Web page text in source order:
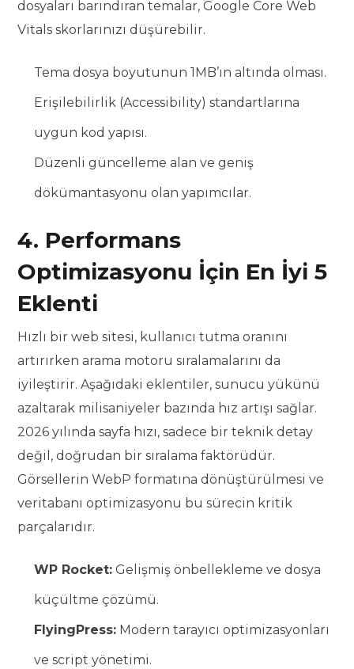
dosyaları barındıran temalar, Google Core Web
Vitals skorlarınızı düşürebilir.
Tema dosya boyutunun 1MB’ın altında olması.
Erişilebilirlik (Accessibility) standartlarına
uygun kod yapısı.
Düzenli güncelleme alan ve geniş
dökümantasyonu olan yapımcılar.
4. Performans
Optimizasyonu İçin En İyi 5
Eklenti
Hızlı bir web sitesi, kullanıcı tutma oranını
artırırken arama motoru sıralamalarını da
iyileştirir. Aşağıdaki eklentiler, sunucu yükünü
azaltarak milisaniyeler bazında hız artışı sağlar.
2026 yılında sayfa hızı, sadece bir teknik detay
değil, doğrudan bir sıralama faktörüdür.
Görsellerin WebP formatına dönüştürülmesi ve
veritabanı optimizasyonu bu sürecin kritik
parçalarıdır.
WP Rocket: Gelişmiş önbellekleme ve dosya
küçültme çözümü.
FlyingPress: Modern tarayıcı optimizasyonları
ve script yönetimi.